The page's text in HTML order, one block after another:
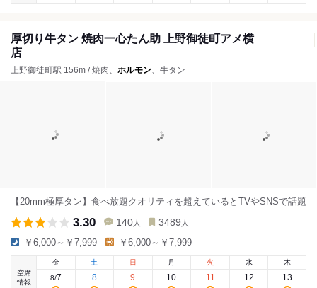
厚切り牛タン 焼肉一心たん助 上野御徒町アメ横
店
上野御徒町駅 156m / 焼肉、 ホルモン、牛タン
【20mm極厚タン】食べ放題クオリティを超えているとTVやSNSで話題
3.30 140 人 3489 人
￥6,000～￥7,999 ￥6,000～￥7,999
空席
情報
金
8/7
土
8
日
9
月
10
火
11
水
12
木
13